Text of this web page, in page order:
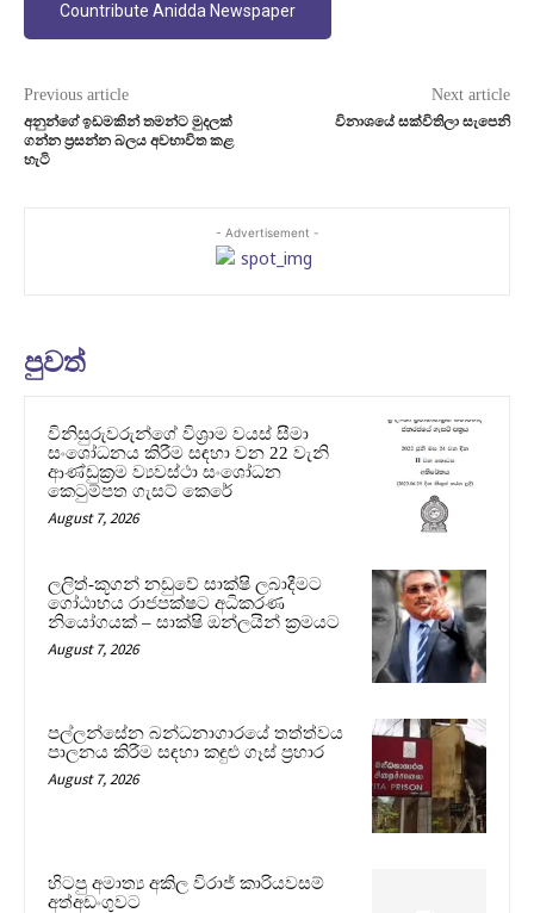
Countribute Anidda Newspaper
Previous article
අනුන්ගේ ඉඩමකින් තමන්ට මුදලක්
ගන්න ප්‍රසන්න බලය අවභාවිත කළ
හැටි
Next article
විනාශයේ සක්විතිලා සැපෙනි
- Advertisement -
පුවත්
විනිසුරුවරුන්ගේ විශ්‍රාම වයස් සීමා
සංශෝධනය කිරීම සඳහා වන 22 වැනි
ආණ්ඩුක්‍රම ව්‍යවස්ථා සංශෝධන
කෙටුම්පත ගැසට් කෙරේ
August 7, 2026
ලලිත්-කූගන් නඩුවේ සාක්ෂි ලබාදීමට
ගෝඨාභය රාජපක්ෂට අධිකරණ
නියෝගයක් – සාක්ෂි ඔන්ලයින් ක්‍රමයට
August 7, 2026
පල්ලන්සේන බන්ධනාගාරයේ තත්ත්වය
පාලනය කිරීම සඳහා කඳුළු ගෑස් ප්‍රහාර
August 7, 2026
හිටපු අමාත්‍ය අකිල විරාජ් කාරියවසම්
අත්අඩංගුවට